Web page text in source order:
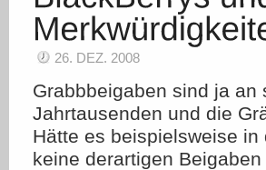
26. DEZ. 2008
Grabbbeigaben sind ja
Jahrtausenden und die
Hätte es beispielsweise
keine derartigen